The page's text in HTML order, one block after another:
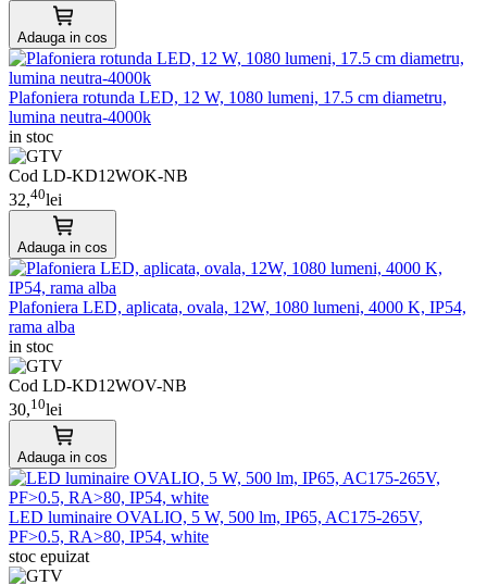
Adauga in cos
Plafoniera rotunda LED, 12 W, 1080 lumeni, 17.5 cm diametru,
lumina neutra-4000k
in stoc
Cod LD-KD12WOK-NB
32,40lei
Adauga in cos
Plafoniera LED, aplicata, ovala, 12W, 1080 lumeni, 4000 K, IP54,
rama alba
in stoc
Cod LD-KD12WOV-NB
30,10lei
Adauga in cos
LED luminaire OVALIO, 5 W, 500 lm, IP65, AC175-265V,
PF>0.5, RA>80, IP54, white
stoc epuizat